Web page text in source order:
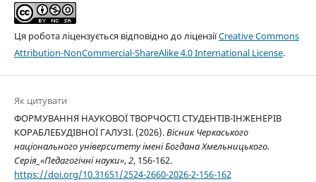
Ця робота ліцензується відповідно до ліцензіїCreative Commons
Attribution-NonCommercial-ShareAlike 4.0 International License.
Як цитувати
ФОРМУВАННЯ НАУКОВОЇ ТВОРЧОСТІ СТУДЕНТІВ-ІНЖЕНЕРІВ
КОРАБЛЕБУДІВНОЇ ГАЛУЗІ. (2026).Вісник Черкаського
національного університету імені Богдана Хмельницького.
Серія_«Педагогічні науки»,2, 156-162.
https://doi.org/10.31651/2524-2660-2026-2-156-162